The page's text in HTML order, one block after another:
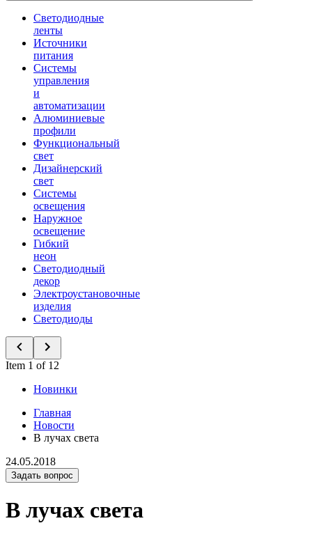
Светодиодные
ленты
Источники
питания
Системы
управления
и
автоматизации
Алюминиевые
профили
Функциональный
свет
Дизайнерский
свет
Системы
освещения
Наружное
освещение
Гибкий
неон
Светодиодный
декор
Электроустановочные
изделия
Светодиоды
Item 1 of 12
Новинки
Главная
Новости
В лучах света
24.05.2018
Задать вопрос
В лучах света